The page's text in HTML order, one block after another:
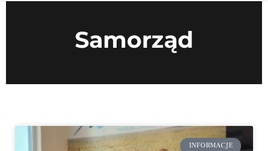
Samorząd
INFORMACJE